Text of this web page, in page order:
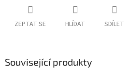
ZEPTAT SE HLÍDAT SDÍLET
Související produkty